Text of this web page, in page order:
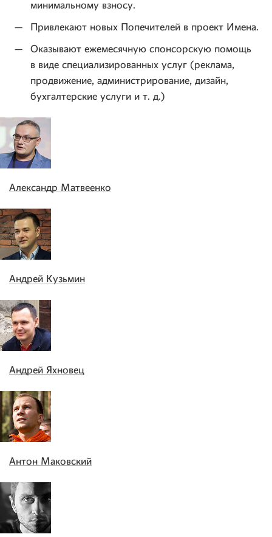
минимальному взносу.
Привлекают новых Попечителей в проект Имена.
Оказывают ежемесячную спонсорскую помощь
в виде специализированных услуг (реклама,
продвижение, администрирование, дизайн,
бухгалтерские услуги и т. д.)
Александр Матвеенко
Андрей Кузьмин
Андрей Яхновец
Антон Маковский